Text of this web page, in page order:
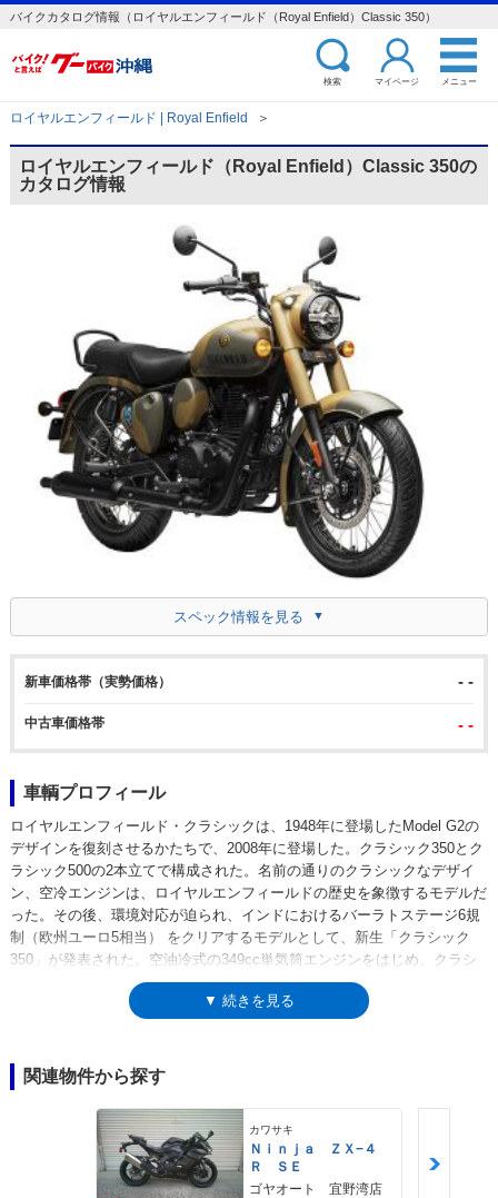
バイクカタログ情報（ロイヤルエンフィールド（Royal Enfield）Classic 350）
検索 マイページ メニュー
ロイヤルエンフィールド | Royal Enfield ＞
ロイヤルエンフィールド（Royal Enfield）Classic 350の
カタログ情報
スペック情報を見る
新車価格帯（実勢価格） - -
中古車価格帯 - -
車輌プロフィール
ロイヤルエンフィールド・クラシックは、1948年に登場したModel G2の
デザインを復刻させるかたちで、2008年に登場した。クラシック350とク
ラシック500の2本立てで構成された。名前の通りのクラシックなデザイ
ン、空冷エンジンは、ロイヤルエンフィールドの歴史を象徴するモデルだ
った。その後、環境対応が迫られ、インドにおけるバーラトステージ6規
制（欧州ユーロ5相当） をクリアするモデルとして、新生「クラシック
350」が発表された。空油冷式の349cc単気筒エンジンをはじめ、クラシ
ックな見た目は維持され、ABSなどの求められる機能を装備しての登場だ
った。この新しいクラシック350には、クローム、ダーク、シグナルズ、
グナルズ、ハルシオンが導入され、オプションのタンデムシートが標準装
備された。2025年モデルでマイナーチェンジを受け、ヘッドライトがこ
れまでのハロゲン（H4）からLEDに変更された。また、メーターにはシ
フトポジションインジケーターが追加され、USタイプCソケットも装備し
た。2025年モデルも5バリエーションが導入され、そのうち上級仕様にあ
たるダークとクロームには、LEDのウインカーと調整機構付きのブレー
▼ 続きを見る
関連物件から探す
カワサキ
Ｎｉｎｊａ ＺＸ−４
Ｒ ＳＥ
ゴヤオート 宜野湾店